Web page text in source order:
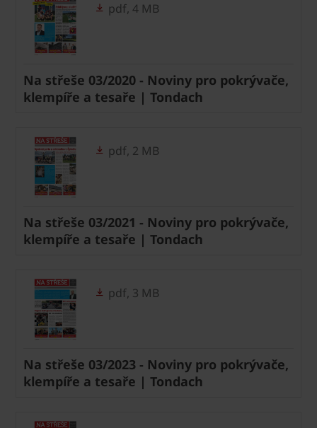
pdf, 4 MB
Na střeše 03/2020 - Noviny pro pokrývače,
klempíře a tesaře | Tondach
pdf, 2 MB
Na střeše 03/2021 - Noviny pro pokrývače,
klempíře a tesaře | Tondach
pdf, 3 MB
Na střeše 03/2023 - Noviny pro pokrývače,
klempíře a tesaře | Tondach